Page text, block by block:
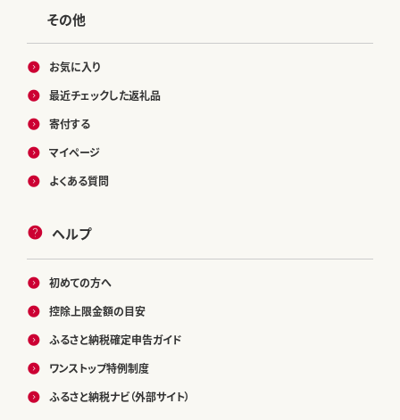
その他
お気に入り
最近チェックした返礼品
寄付する
マイページ
よくある質問
ヘルプ
初めての方へ
控除上限金額の目安
ふるさと納税確定申告ガイド
ワンストップ特例制度
ふるさと納税ナビ（外部サイト）